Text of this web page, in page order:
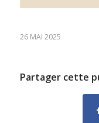
26 MAI 2025
Partager cette